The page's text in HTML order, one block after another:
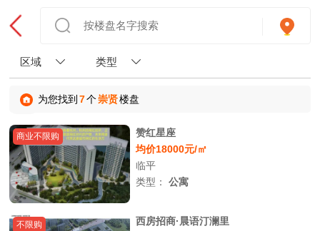
区域 类型
为您找到 7个崇贤楼盘
商业不限购
赞红星座
均价18000元/㎡
临平
类型：公寓
不限购
西房招商·晨语汀澜里